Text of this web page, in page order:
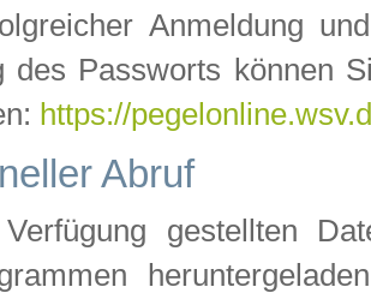
Anmeldung
des Passworts können
https://
Abruf
gestellten